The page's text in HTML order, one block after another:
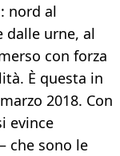
nord al
dalle urne, al
con forza
È questa in
2018. Con
evince
che sono le